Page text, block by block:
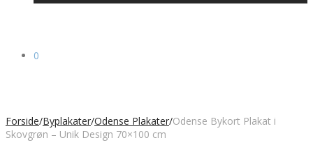
0
Forside/Byplakater/Odense Plakater/Odense Bykort Plakat i
Skovgrøn – Unik Design 70×100 cm